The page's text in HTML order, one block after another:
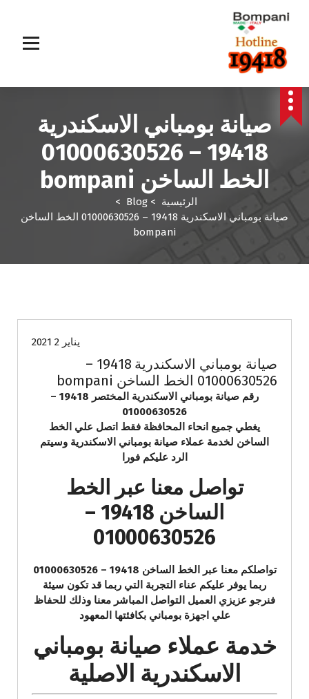
ى
صيانة بومباني الاسكندرية
19418 – 01000630526
الخط الساخن bompani
الرئيسية >
Blog
>
صيانة بومباني الاسكندرية 19418 – 01000630526 الخط الساخن
bompani
يناير 2 2021
صيانة بومباني الاسكندرية 19418 –
01000630526 الخط الساخن bompani
رقم صيانة بومباني الاسكندرية المختصر 19418 –
01000630526
يغطي جميع انحاء المحافظة فقط اتصل علي الخط
الساخن لخدمة عملاء صيانة بومباني الاسكندرية وسيتم
الرد عليكم فورا
تواصل معنا عبر الخط
الساخن 19418 –
01000630526
تواصلكم معنا عبر الخط الساخن 19418 – 01000630526
ربما يوفر عليكم عناء التجربة التي ربما قد تكون سيئة
فنرجو عزيزي العميل التواصل المباشر معنا وذلك للحفاظ
علي اجهزة بومباني بكافئتها المعهود
خدمة عملاء صيانة بومباني
الاسكندرية الاصلية